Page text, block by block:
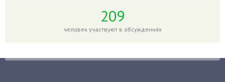
209
человек участвуют в обсуждениях